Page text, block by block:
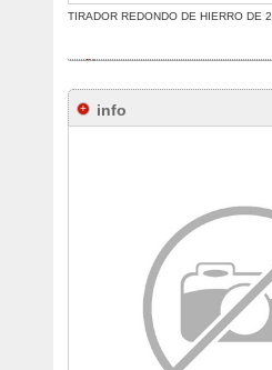
TIRADOR REDONDO DE HIERRO DE
info